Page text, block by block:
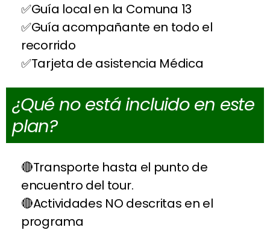
Guía local en la Comuna 13
Guía acompañante en todo el
recorrido
Tarjeta de asistencia Médica
¿Qué no está incluido en este
plan?
Transporte hasta el punto de
encuentro del tour.
Actividades NO descritas en el
programa